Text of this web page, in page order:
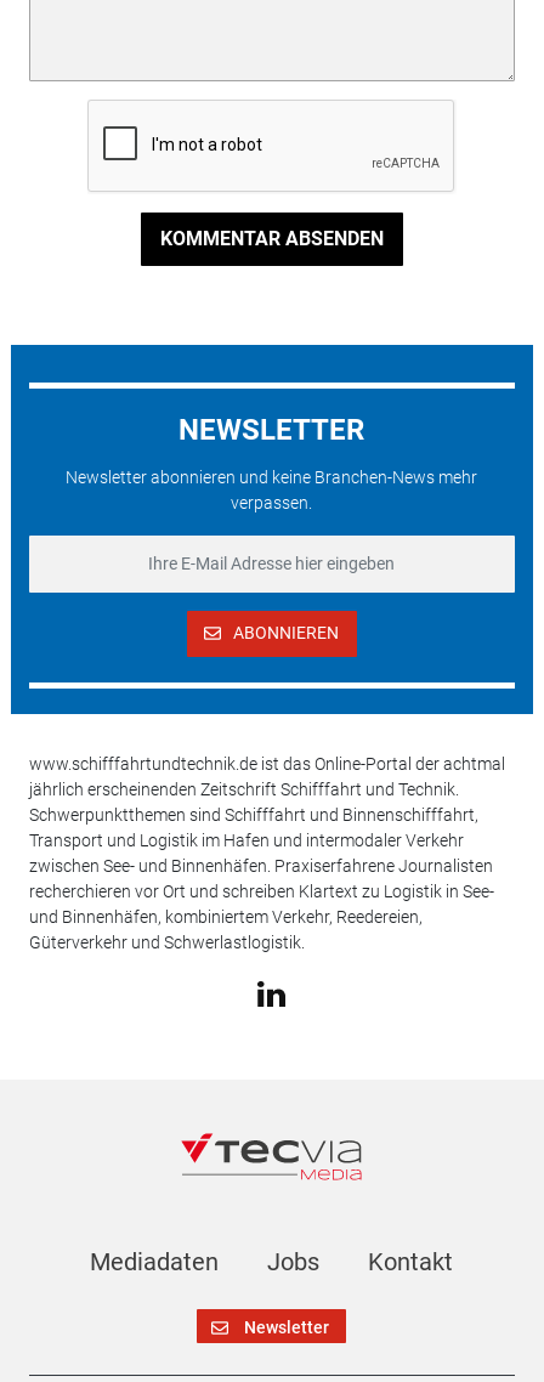
KOMMENTAR ABSENDEN
NEWSLETTER
Newsletter abonnieren und keine Branchen-News mehr
verpassen.
ABONNIEREN
www.schifffahrtundtechnik.de ist das Online-Portal der achtmal
jährlich erscheinenden Zeitschrift Schifffahrt und Technik.
Schwerpunktthemen sind Schifffahrt und Binnenschifffahrt,
Transport und Logistik im Hafen und intermodaler Verkehr
zwischen See- und Binnenhäfen. Praxiserfahrene Journalisten
recherchieren vor Ort und schreiben Klartext zu Logistik in See-
und Binnenhäfen, kombiniertem Verkehr, Reedereien,
Güterverkehr und Schwerlastlogistik.
Mediadaten Jobs Kontakt
Newsletter